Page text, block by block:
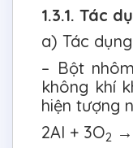
1.3.1. Tác
a) Tác
– Bột
không khí
hiện tượng
2Al + 3O2